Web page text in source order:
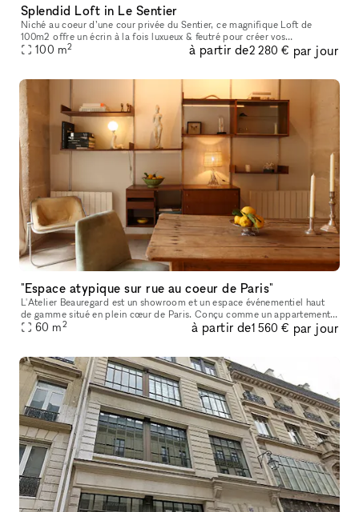
Splendid Loft in Le Sentier
Niché au coeur d’une cour privée du Sentier, ce magnifique Loft de
100m2 offre un écrin à la fois luxueux & feutré pour créer vos
évènements et accueillir vos showrooms dans un cadre exceptionnel.
100 m2 à partir de2 280 € par jour
"Espace atypique sur rue au coeur de Paris"
L'Atelier Beauregard est un showroom et un espace événementiel haut
de gamme situé en plein cœur de Paris. Conçu comme un appartement
parisien raffiné, il offre une alternative plus chaleureuse et m
60 m2 à partir de1 560 € par jour